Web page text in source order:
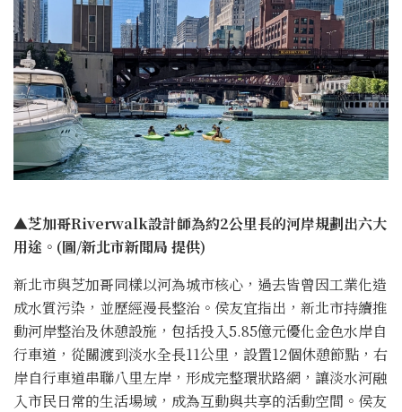
▲芝加哥Riverwalk設計師為約2公里長的河岸規劃出六大
用途。(圖/新北市新聞局 提供)
新北市與芝加哥同樣以河為城市核心，過去皆曾因工業化造
成水質污染，並歷經漫長整治。侯友宜指出，新北市持續推
動河岸整治及休憩設施，包括投入5.85億元優化金色水岸自
行車道，從關渡到淡水全長11公里，設置12個休憩節點，右
岸自行車道串聯八里左岸，形成完整環狀路網，讓淡水河融
入市民日常的生活場域，成為互動與共享的活動空間。侯友